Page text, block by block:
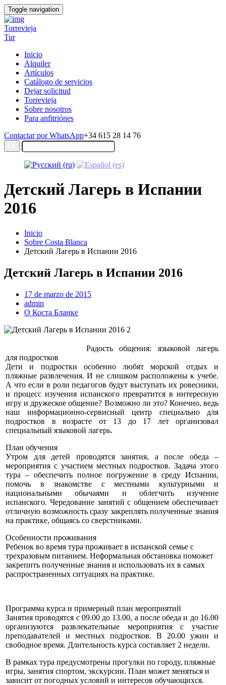
Toggle navigation
Torrevieja
Tur
Inicio
Alquiler
Artículos
Catálogo de servicios
Dejar solicitud
Torrevieja
Sobre nosotros
Para anfitriónes
Contactar por WhatsApp+34 615 28 14 76
Детский Лагерь в Испании
2016
Inicio
Sobre Costa Blanca
Детский Лагерь в Испании 2016
Детский Лагерь в Испании 2016
17 de marzo de 2015
admin
О Коста Бланке
Радость общения: языковой лагерь
для подростков
Дети и подростки особенно любят морской отдых и
пляжные развлечения. И не слишком расположены к учебе.
А что если в роли педагогов будут выступать их ровесники,
и процесс изучения испанского превратится в интересную
игру и дружеское общение? Возможно ли это? Конечно, ведь
наш информационно-сервисный центр специально для
подростков в возрасте от 13 до 17 лет организовал
специальный языковой лагерь.
План обучения
Утром для детей проводятся занятия, а после обеда –
мероприятия с участием местных подростков. Задача этого
тура – обеспечить полное погружение в среду Испании,
помочь в знакомстве с местными культурными и
национальными обычаями и облегчить изучение
испанского. Чередование занятий с общением обеспечивает
отличную возможность сразу закреплять полученные знания
на практике, общаясь со сверстниками.
Особенности проживания
Ребенок во время тура проживает в испанской семье с
трехразовым питанием. Неформальная обстановка поможет
закрепить полученные знания и использовать их в самых
распространенных ситуациях на практике.
Программа курса и примерный план мероприятий
Занятия проводятся с 09.00 до 13.00, а после обеда и до 16.00
организуются развлекательные мероприятия с участие
преподавателей и местных подростков. В 20.00 ужин и
свободное время. Длительность курса составляет 2 недели.
В рамках тура предусмотрены прогулки по городу, пляжные
игры, занятия спортом, экскурсии. План может меняться и
зависит от погодных условий и интересов обучающихся.